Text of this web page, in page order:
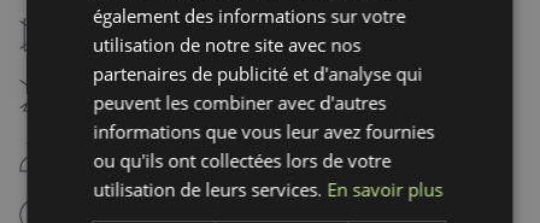
U ne pas sécher à machine
H Blanchiment interdit
D repassage fer froid (110°C)
également des informations sur votre
utilisation de notre site avec nos
partenaires de publicité et d'analyse qui
peuvent les combiner avec d'autres
informations que vous leur avez fournies
ou qu'ils ont collectées lors de votre
utilisation de leurs services. En savoir plus